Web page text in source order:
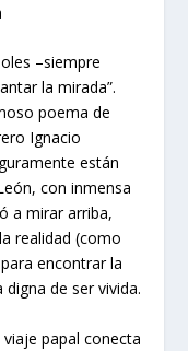
–siempre
la mirada”.
poema de
Ignacio
están
con inmensa
a mirar arriba,
realidad (como
encontrar la
de ser vivida.
viaje papal conecta